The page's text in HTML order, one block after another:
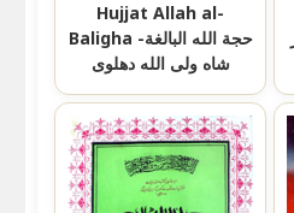
Hujjat Allah al-
Baligha حجة الله البالغة-
شاه ولی الله دهلوی